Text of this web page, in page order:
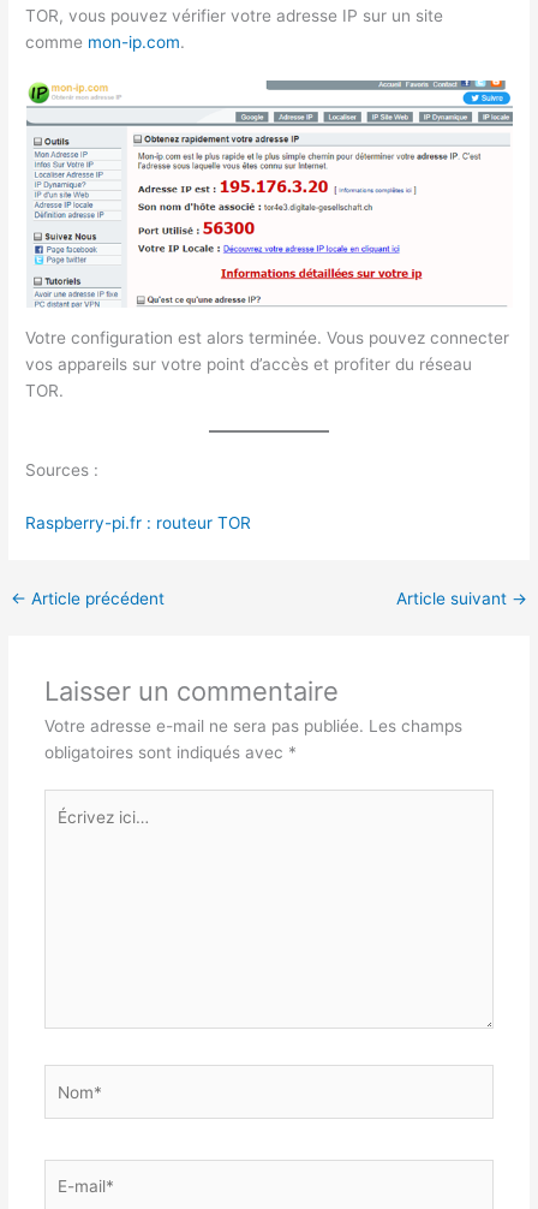
TOR, vous pouvez vérifier votre adresse IP sur un site
comme mon-ip.com.
Votre configuration est alors terminée. Vous pouvez connecter
vos appareils sur votre point d’accès et profiter du réseau
TOR.
Sources :
Raspberry-pi.fr : routeur TOR
← Article précédent Article suivant →
Laisser un commentaire
Votre adresse e-mail ne sera pas publiée. Les champs
obligatoires sont indiqués avec *
Écrivez
ici…
mail*